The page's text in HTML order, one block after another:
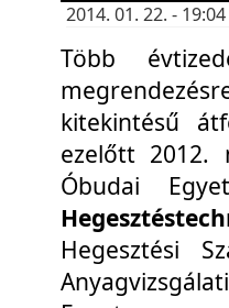
2014. 01. 22. -
Több
kitekintésű
ezelőtt 2012.
Óbudai
Hegesztési